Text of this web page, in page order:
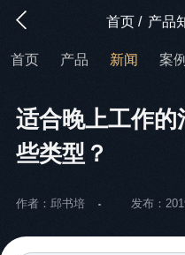
首页 / 产品
首页 产品 新闻 案例
适合晚上工作
些类型？
作者：邱书培 发布：